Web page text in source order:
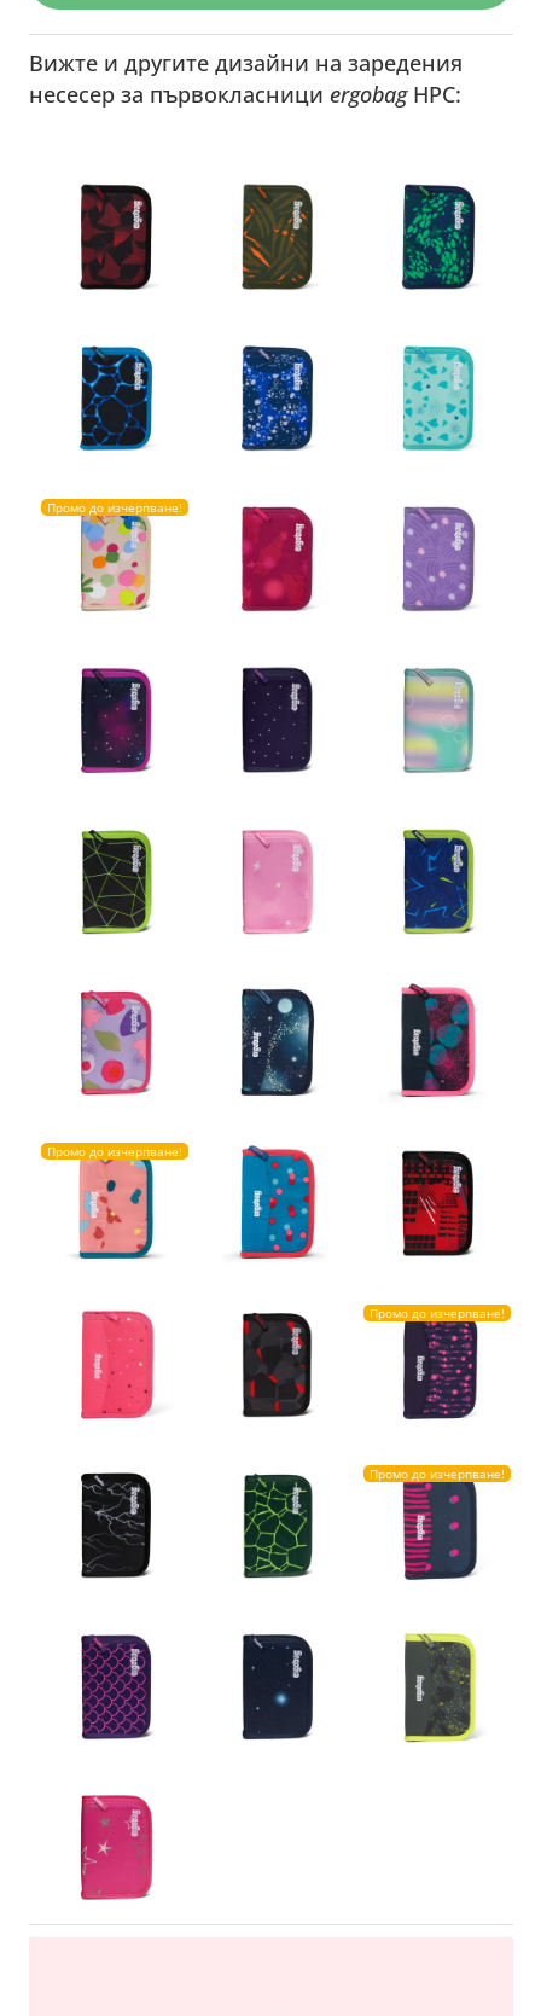
Вижте и другите дизайни на заредения
несесер за първокласнициergobag HPC:
Промо до изчерпване!
Промо до изчерпване!
Промо до изчерпване!
Промо до изчерпване!